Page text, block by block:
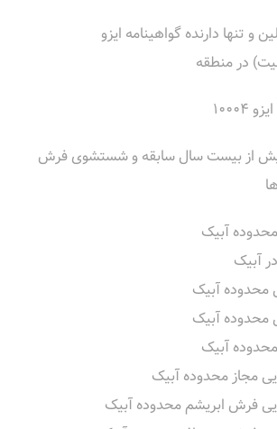
و تنها دارنده گواهینامه ایزو
بیش از بیست سال سابقه و شستشوی فرش
آبیک
آبیک
محدوده آبیک
محدوده آبیک
آبیک
مجاز محدوده آبیک
فرش ابریشم محدوده آبیک